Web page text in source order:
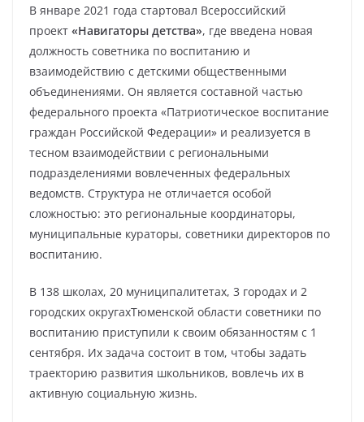
В январе 2021 года стартовал Всероссийский
проект «Навигаторы детства», где введена новая
должность советника по воспитанию и
взаимодействию с детскими общественными
объединениями. Он является составной частью
федерального проекта «Патриотическое воспитание
граждан Российской Федерации» и реализуется в
тесном взаимодействии с региональными
подразделениями вовлеченных федеральных
ведомств. Структура не отличается особой
сложностью: это региональные координаторы,
муниципальные кураторы, советники директоров по
воспитанию.
В 138 школах, 20 муниципалитетах, 3 городах и 2
городских округахТюменской области советники по
воспитанию приступили к своим обязанностям с 1
сентября. Их задача состоит в том, чтобы задать
траекторию развития школьников, вовлечь их в
активную социальную жизнь.